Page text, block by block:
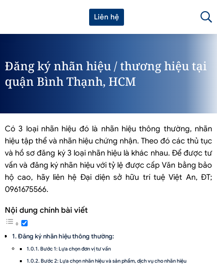
Liên hệ
Đăng ký nhãn hiệu / thương hiệu tại
quận Bình Thạnh, HCM
Có 3 loại nhãn hiệu đó là nhãn hiệu thông thường, nhãn
hiệu tập thể và nhãn hiệu chứng nhận. Theo đó các thủ tục
và hồ sơ đăng ký 3 loại nhãn hiệu là khác nhau. Để được tư
vấn và đăng ký nhãn hiệu với tỷ lệ được cấp Văn bằng bảo
hộ cao, hãy liên hệ Đại diện sở hữu trí tuệ Việt An, ĐT;
0961675566.
Nội dung chính bài viết
Đăng ký nhãn hiệu thông thường:
Bước 1: Lựa chọn đơn vị tư vấn
Bước 2: Lựa chọn nhãn hiệu và sản phẩm, dịch vụ cho nhãn hiệu